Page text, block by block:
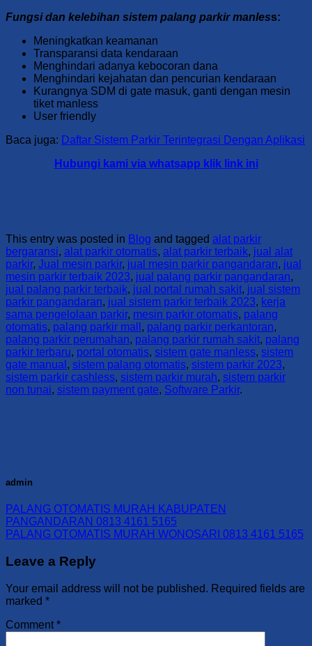
Fungsi dan kelebihan sistem palang parkir manless:
Meningkatkan keamanan
Transparansi data kendaraan
Menghindari adanya kebocoran dana
Menghindari kejahatan dan pencurian kendaraan
Kurangnya SDM di gate masuk, ganti dengan mesin
tiket manless
User friendly
Baca juga: Daftar Sistem Parkir Terintegrasi Dengan Aplikasi
Hubungi kami via whatsapp klik link ini
This entry was posted in Blog and tagged alat parkir
bergaransi, alat parkir otomatis, alat parkir terbaik, jual alat
parkir, Jual mesin parkir, jual mesin parkir pangandaran, jual
mesin parkir terbaik 2023, jual palang parkir pangandaran,
jual palang parkir terbaik, jual portal rumah sakit, jual sistem
parkir pangandaran, jual sistem parkir terbaik 2023, kerja
sama pengelolaan parkir, mesin parkir otomatis, palang
otomatis, palang parkir mall , palang parkir perkantoran,
palang parkir perumahan, palang parkir rumah sakit, palang
parkir terbaru, portal otomatis, sistem gate manless, sistem
gate manual , sistem palang otomatis, sistem parkir 2023,
sistem parkir cashless, sistem parkir murah, sistem parkir
non tunai, sistem payment gate, Software Parkir.
admin
PALANG OTOMATIS MURAH KABUPATEN
PANGANDARAN 0813 4161 5165
PALANG OTOMATIS MURAH WONOSARI 0813 4161 5165
Leave a Reply
Your email address will not be published. Required fields are
marked *
Comment*